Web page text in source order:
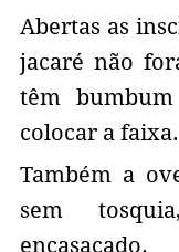
Abertas as
jacaré não
têm
colocar a faixa.
Também a
sem
encasacado.